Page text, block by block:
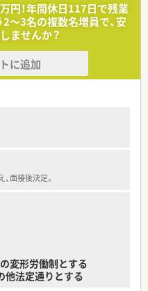
円！年間休日117日で残業
〜3名の複数名増員で、安
ませんか？
に追加
面接後決定。
変形労働制とする
他法定通りとする